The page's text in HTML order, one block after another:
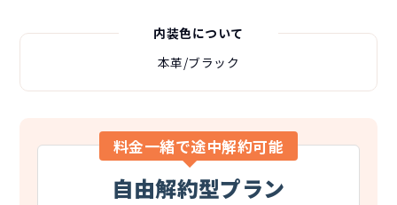
内装色について
本革/ブラック
料金一緒で途中解約可能
自由解約型プラン